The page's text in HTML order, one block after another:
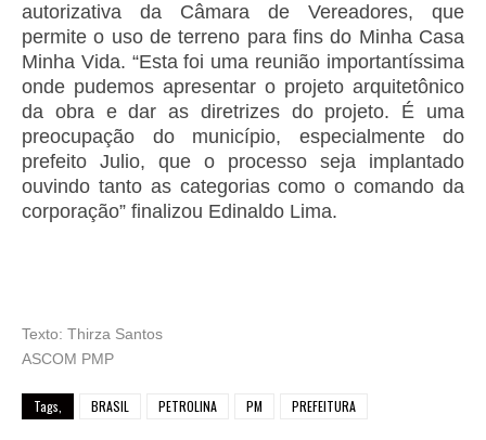
autorizativa da Câmara de Vereadores, que
permite o uso de terreno para fins do Minha Casa
Minha Vida. “Esta foi uma reunião importantíssima
onde pudemos apresentar o projeto arquitetônico
da obra e dar as diretrizes do projeto. É uma
preocupação do município, especialmente do
prefeito Julio, que o processo seja implantado
ouvindo tanto as categorias como o comando da
corporação” finalizou Edinaldo Lima.
Texto: Thirza Santos
ASCOM PMP
Tags, BRASIL PETROLINA PM PREFEITURA